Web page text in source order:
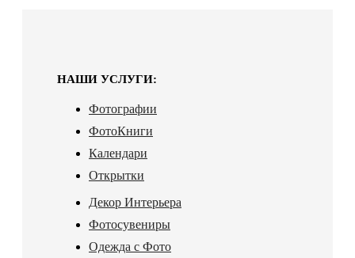
НАШИ УСЛУГИ:
Фотографии
ФотоКниги
Календари
Открытки
Декор Интерьера
Фотосувениры
Одежда с Фото